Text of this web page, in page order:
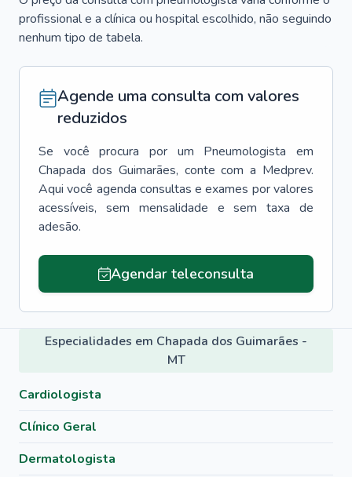
profissional e a clínica ou hospital escolhido, não seguindo
nenhum tipo de tabela.
Agende uma consulta com valores
reduzidos
Se você procura por um Pneumologista
em
Chapada dos Guimarães, conte com a Medprev.
Aqui você agenda consultas e exames por valores
acessíveis, sem mensalidade e sem taxa de
adesão.
Agendar teleconsulta
Especialidades em Chapada dos Guimarães -
MT
Cardiologista
Clínico Geral
Dermatologista